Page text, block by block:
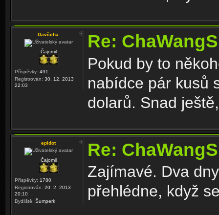
Davčcha
Čajomil
Příspěvky: 491
Registrován: 30. 12. 2013
22:03
Re:
Pokud by to
nabídce pár kusů
dolarů. Snad
epidot
Čajomil
Příspěvky: 1780
Registrován: 20. 2. 2013
20:10
Bydliště: Šumperk
Re:
Zajímavé. Dva
přehlédne, když